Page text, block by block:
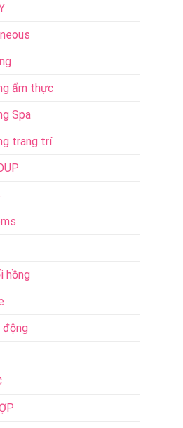
ẩm thực
Spa
trang trí
hồng